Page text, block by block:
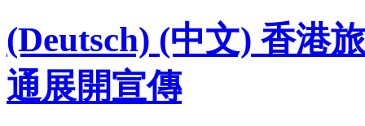
(Deutsch) (中文) 香港
通展開宣傳